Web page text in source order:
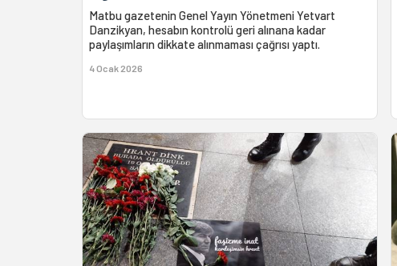
Matbu gazetenin Genel Yayın Yönetmeni Yetvart
Danzikyan, hesabın kontrolü geri alınana kadar
paylaşımların dikkate alınmaması çağrısı yaptı.
4 Ocak 2026